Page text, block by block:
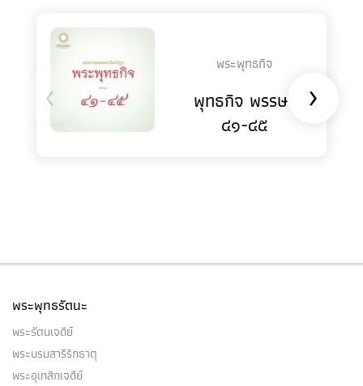
พระพุทธกิจ
พุทธกิจ พรรษา
๔๑-๔๕
‹ ›
พระพุทธรัตนะ
พระรัตนเจดีย์
พระบรมสารีริกธาตุ
พระอุเทสิกเจดีย์